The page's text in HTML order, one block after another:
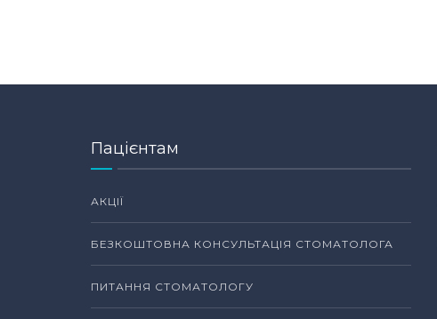
Пацієнтам
АКЦІЇ
БЕЗКОШТОВНА КОНСУЛЬТАЦІЯ СТОМАТОЛОГА
ПИТАННЯ СТОМАТОЛОГУ